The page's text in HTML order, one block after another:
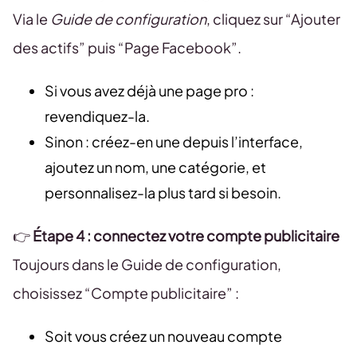
Via le Guide de configuration, cliquez sur “Ajouter
des actifs” puis “Page Facebook”.
Si vous avez déjà une page pro :
revendiquez-la.
Sinon : créez-en une depuis l’interface,
ajoutez un nom, une catégorie, et
personnalisez-la plus tard si besoin.
👉Étape 4 : connectez votre compte publicitaire
Toujours dans le Guide de configuration,
choisissez “Compte publicitaire” :
Soit vous créez un nouveau compte